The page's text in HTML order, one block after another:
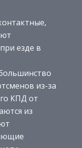
езде в
из-за
КПД от
из